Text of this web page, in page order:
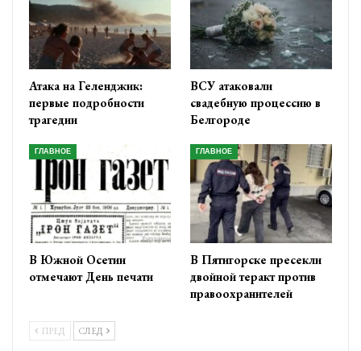
Атака на Геленджик:
первые подробности
трагедии
ВСУ атаковали
свадебную процессию в
Белгороде
ГЛАВНОЕ
В Южной Осетии
отмечают День печати
ГЛАВНОЕ
В Пятигорске пресекли
двойной теракт против
правоохранителей
ПРЕД СЛЕД